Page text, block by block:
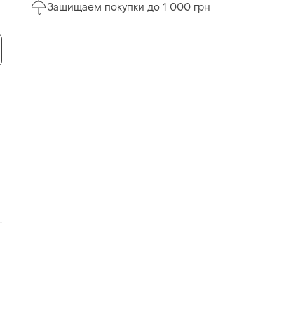
Защищаем покупки до 1 000 грн